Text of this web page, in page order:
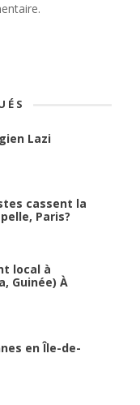
Lazi
cassent la
Paris?
local à
Guinée) À
en Île-de-